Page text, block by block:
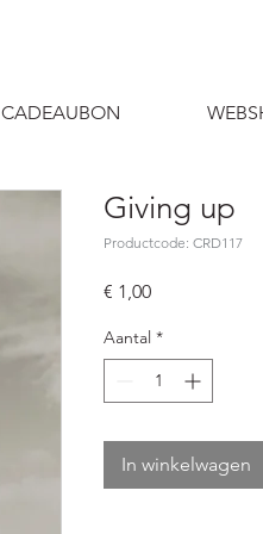
CADEAUBON
Giving up
Productcode: CRD117
€ 1,00Prijs
Aantal *
In winkelwagen